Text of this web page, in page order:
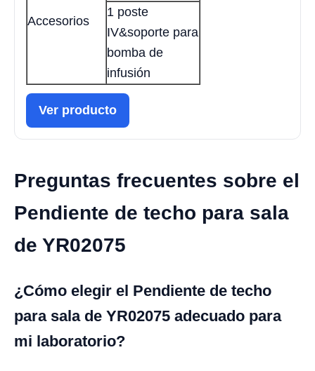
Accesorios
1 poste
IV&soporte para
bomba de
infusión
Ver producto
Preguntas frecuentes sobre el
Pendiente de techo para sala
de YR02075
¿Cómo elegir el Pendiente de techo
para sala de YR02075 adecuado para
mi laboratorio?